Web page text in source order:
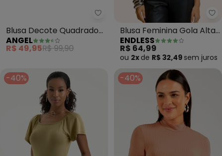
Angel - Blusa Decote
Blusa Decote Quadrado
Basic (Bege)
ANGEL
R$ 49,95R$ 99,90
Blusa Feminina Gola Alta
(Bege)
ENDLESS
R$ 64,99
ou 2x de R$ 32,49 sem juros
-40% -40%